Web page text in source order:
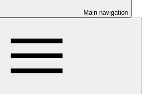
Main navigation